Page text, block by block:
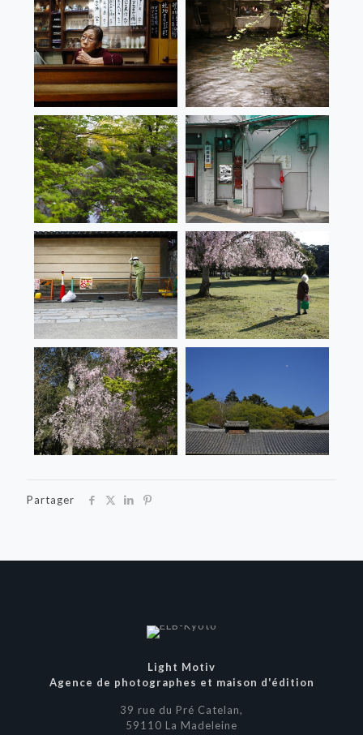
Partager
Light Motiv
Agence de photographes et maison d'édition
39 rue du Pré Catelan,
59110 La Madeleine